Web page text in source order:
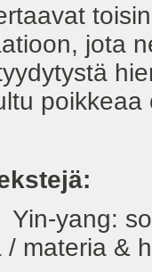
jota
poikkeaa
yang:
/ materia &